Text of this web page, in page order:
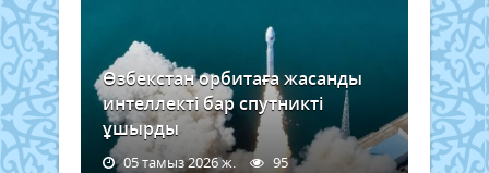
Өзбекстан орбитаға жасанды
интеллекті бар спутникті
ұшырды
05 тамыз 2026 ж. 95